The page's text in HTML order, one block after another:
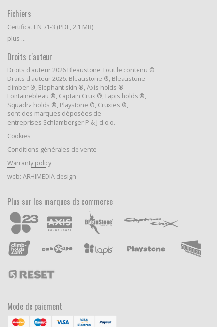
Fichiers
Certificat EN 71-3 (PDF, 2.1 MB)
plus ...
Droits d'auteur
Droits d'auteur 2026 Bleaustone Tout le contenu ©
Droits d'auteur 2026: Bleaustone ®, Bleaustone
climber ®, Elephant skin ®, Axis holds ®
Fontainebleau ®, Captain Crux ®, Lapis holds ®,
Squadra holds ®, Playstone ®, Cruxies ®,
sont des marques déposées de
entreprises Schlamberger P & J d.o.o.
Cookies
Conditions générales de vente
Warranty policy
web: ARHIMEDIA design
Plus sur les marques de commerce
Mode de paiement